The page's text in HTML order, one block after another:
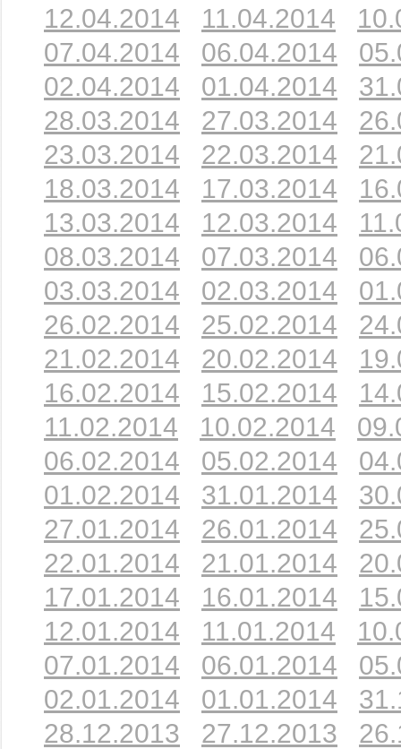
12.04.2014
11.04.2014
07.04.2014
06.04.2014
02.04.2014
01.04.2014
28.03.2014
27.03.2014
23.03.2014
22.03.2014
18.03.2014
17.03.2014
13.03.2014
12.03.2014
08.03.2014
07.03.2014
03.03.2014
02.03.2014
26.02.2014
25.02.2014
21.02.2014
20.02.2014
16.02.2014
15.02.2014
11.02.2014
10.02.2014
06.02.2014
05.02.2014
01.02.2014
31.01.2014
27.01.2014
26.01.2014
22.01.2014
21.01.2014
17.01.2014
16.01.2014
12.01.2014
11.01.2014
07.01.2014
06.01.2014
02.01.2014
01.01.2014
28.12.2013
27.12.2013